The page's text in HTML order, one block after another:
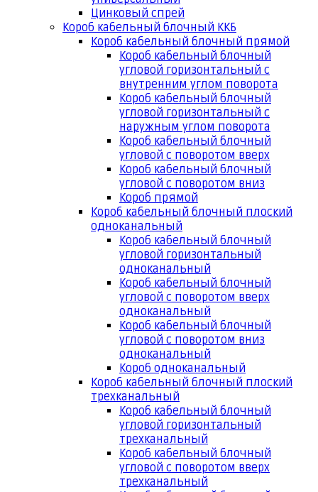
Цинковый спрей
Короб кабельный блочный ККБ
Короб кабельный блочный прямой
Короб кабельный блочный
угловой горизонтальный с
внутренним углом поворота
Короб кабельный блочный
угловой горизонтальный с
наружным углом поворота
Короб кабельный блочный
угловой с поворотом вверх
Короб кабельный блочный
угловой с поворотом вниз
Короб прямой
Короб кабельный блочный плоский
одноканальный
Короб кабельный блочный
угловой горизонтальный
одноканальный
Короб кабельный блочный
угловой с поворотом вверх
одноканальный
Короб кабельный блочный
угловой с поворотом вниз
одноканальный
Короб одноканальный
Короб кабельный блочный плоский
трехканальный
Короб кабельный блочный
угловой горизонтальный
трехканальный
Короб кабельный блочный
угловой с поворотом вверх
трехканальный